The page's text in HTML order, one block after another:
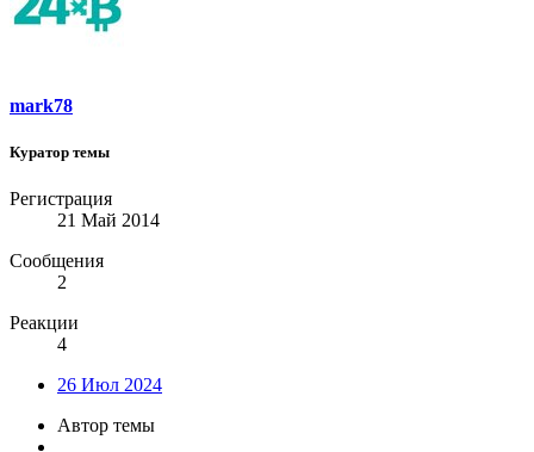
mark78
Куратор темы
Регистрация
21 Май 2014
Сообщения
2
Реакции
4
26 Июл 2024
Автор темы